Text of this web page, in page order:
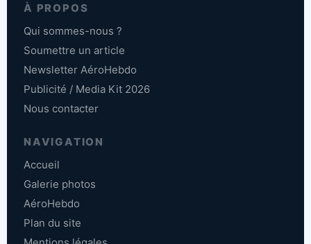
À PROPOS
Qui sommes-nous ?
Soumettre un article
Newsletter AéroHebdo
Publicité / Media Kit 2026
Nous contacter
NAVIGATION
Accueil
Galerie photos
AéroHebdo
Plan du site